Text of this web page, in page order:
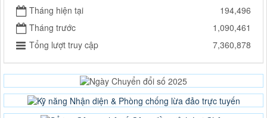
Tháng hiện tại
194,496
Tháng trước
1,090,461
Tổng lượt truy cập
7,360,878